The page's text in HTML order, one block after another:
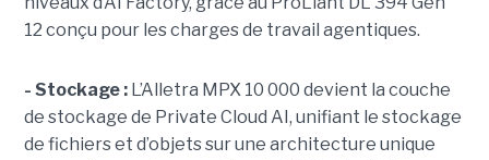
12 conçu pour les charges de travail agentiques.
- Stockage :L’Alletra MPX 10 000 devient la couche
de stockage de Private Cloud AI, unifiant le stockage
de fichiers et d’objets sur une architecture unique